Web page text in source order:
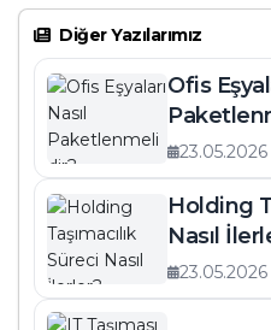
Diğer Yazılarımız
Ofis
23.05.2026
Holding
Nasıl
23.05.2026